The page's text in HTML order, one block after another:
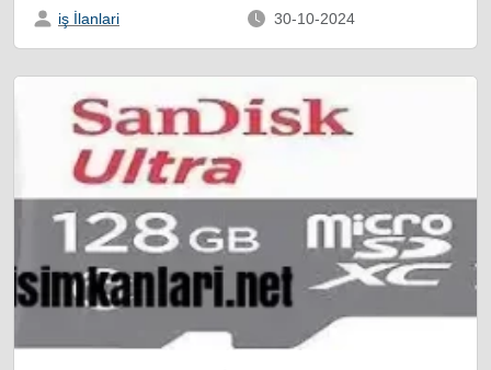
iş İlanlari 30-10-2024